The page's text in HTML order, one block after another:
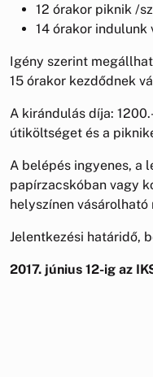
12 órakor piknik /
14 órakor indulunk
Igény szerint
15 órakor kezdődnek
A kirándulás díja:
útiköltséget és a
A belépés ingyenes, a
papírzacskóban vagy
helyszínen vásárolható
Jelentkezési határidő,
2017. június 12-ig az